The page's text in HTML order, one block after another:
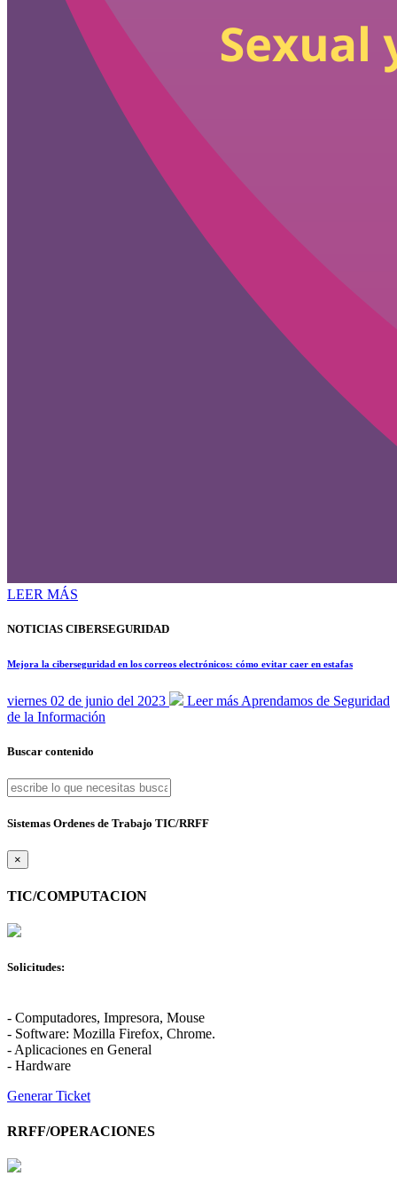
LEER MÁS
NOTICIAS CIBERSEGURIDAD
Mejora la ciberseguridad en los correos electrónicos: cómo evitar caer en estafas
viernes 02 de junio del 2023 Leer más Aprendamos de Seguridad
de la Información
Buscar contenido
Sistemas Ordenes de Trabajo TIC/RRFF
×
TIC/COMPUTACION
Solicitudes:
- Computadores, Impresora, Mouse
- Software: Mozilla Firefox, Chrome.
- Aplicaciones en General
- Hardware
Generar Ticket
RRFF/OPERACIONES